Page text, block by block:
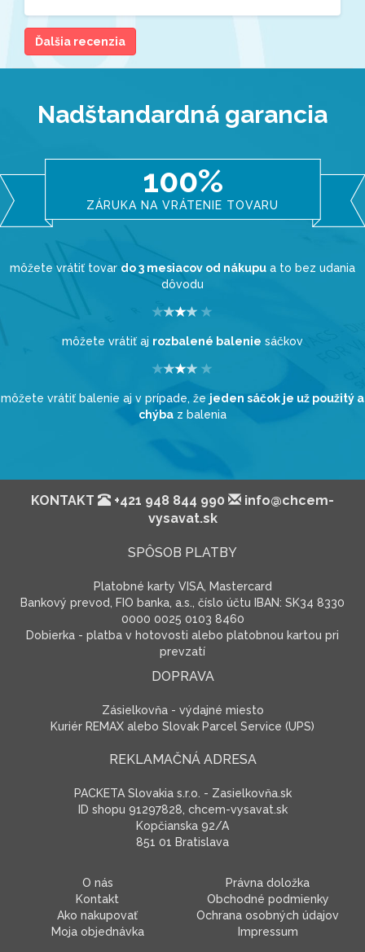
Ďalšia recenzia
Nadštandardná garancia
100%
ZÁRUKA NA VRÁTENIE TOVARU
môžete vrátiť tovar do 3 mesiacov od nákupu a to bez udania
dôvodu
môžete vrátiť aj rozbalené balenie sáčkov
môžete vrátiť balenie aj v prípade, že jeden sáčok je už použitý a
chýba z balenia
KONTAKT +421 948 844 990
info@chcem-
vysavat.sk
SPÔSOB PLATBY
Platobné karty VISA, Mastercard
Bankový prevod, FIO banka, a.s., číslo účtu IBAN: SK34 8330
0000 0025 0103 8460
Dobierka - platba v hotovosti alebo platobnou kartou pri
prevzatí
DOPRAVA
Zásielkovňa - výdajné miesto
Kuriér REMAX alebo Slovak Parcel Service (UPS)
REKLAMAČNÁ ADRESA
PACKETA Slovakia s.r.o. - Zasielkovňa.sk
ID shopu 91297828, chcem-vysavat.sk
Kopčianska 92/A
851 01 Bratislava
O nás
Kontakt
Ako nakupovať
Moja objednávka
Právna doložka
Obchodné podmienky
Ochrana osobných údajov
Impressum